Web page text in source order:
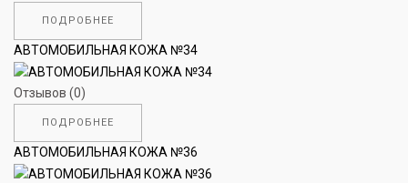
ПОДРОБНЕЕ
АВТОМОБИЛЬНАЯ КОЖА №34
Отзывов (0)
ПОДРОБНЕЕ
АВТОМОБИЛЬНАЯ КОЖА №36